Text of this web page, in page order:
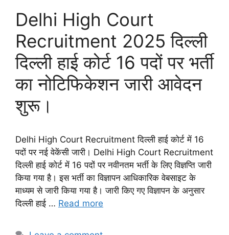
Delhi High Court
Recruitment 2025 दिल्ली
दिल्ली हाई कोर्ट 16 पदों पर भर्ती
का नोटिफिकेशन जारी आवेदन
शुरू।
Delhi High Court Recruitment दिल्ली हाई कोर्ट में 16
पदों पर नई वेकेंसी जारी। Delhi High Court Recruitment
दिल्ली हाई कोर्ट में 16 पदों पर नवीनतम भर्ती के लिए विज्ञप्ति जारी
किया गया है। इस भर्ती का विज्ञापन आधिकारिक वेबसाइट के
माध्यम से जारी किया गया है। जारी किए गए विज्ञापन के अनुसार
दिल्ली हाई … Read more